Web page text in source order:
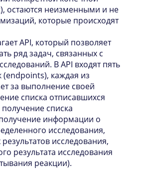
остаются неизменными и не
которые происходят
API, который позволяет
ряд задач, связанных с
В API входят пять
(endpoints), каждая из
за выполнение своей
списка отписавшихся
списка
информации о
исследования,
исследования,
результата исследования
реакции).